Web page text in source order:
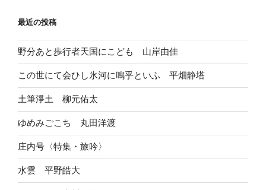
最近の投稿
野分あと歩行者天国にこども 山岸由佳
この世にて会ひし氷河に嗚乎といふ 平畑静塔
土筆淨土 柳元佑太
ゆめみごこち 丸田洋渡
庄内号〈特集・旅吟〉
水雲 平野皓大